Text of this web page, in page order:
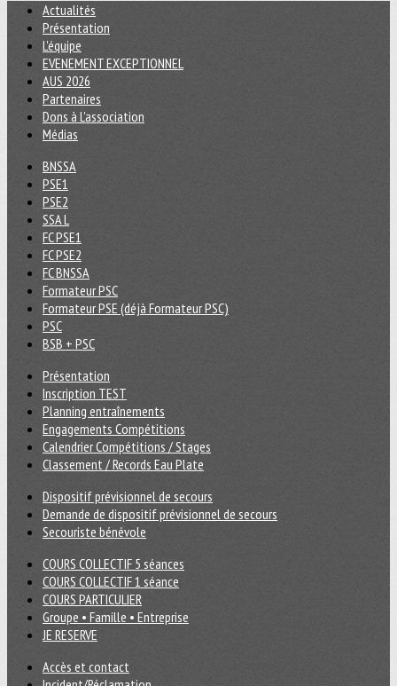
Actualités
Présentation
L'équipe
EVENEMENT EXCEPTIONNEL
AUS 2026
Partenaires
Dons à L'association
Médias
BNSSA
PSE1
PSE2
SSA L
FC PSE1
FC PSE2
FC BNSSA
Formateur PSC
Formateur PSE (déjà Formateur PSC)
PSC
BSB + PSC
Présentation
Inscription TEST
Planning entraînements
Engagements Compétitions
Calendrier Compétitions / Stages
Classement / Records Eau Plate
Dispositif prévisionnel de secours
Demande de dispositif prévisionnel de secours
Secouriste bénévole
COURS COLLECTIF 5 séances
COURS COLLECTIF 1 séance
COURS PARTICULIER
Groupe • Famille • Entreprise
JE RESERVE
Accès et contact